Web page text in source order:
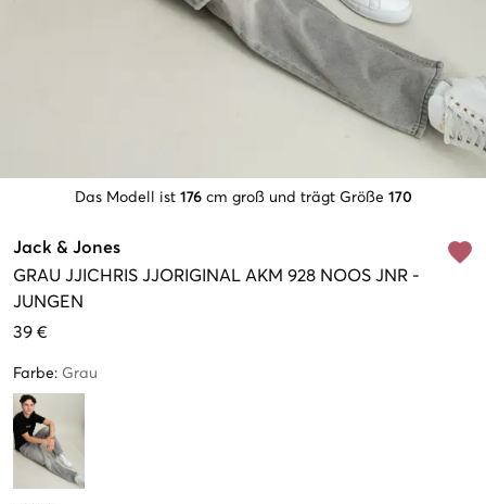
Das Modell ist 176 cm groß und trägt Größe 170
Jack & Jones
GRAU JJICHRIS JJORIGINAL AKM 928 NOOS JNR -
JUNGEN
39 €
Farbe: Grau